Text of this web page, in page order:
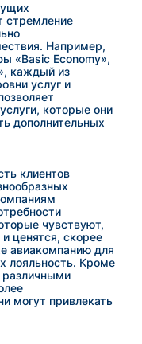
стремление
Например,
«Basic Economy»,
каждый из
услуг и
которые они
дополнительных
клиентов
чувствуют,
ценятся, скорее
авиакомпанию для
лояльность. Кроме
могут привлекать